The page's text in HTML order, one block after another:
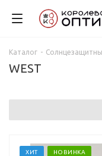
Каталог -
WEST
ХИТ НОВИНКА